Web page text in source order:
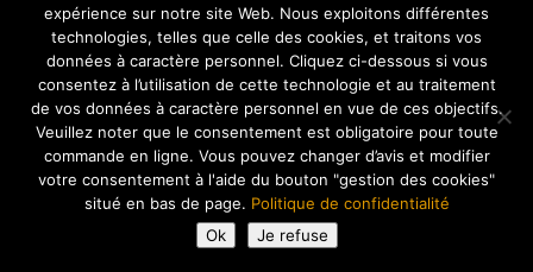
© 2018 Salsa SuaVida - Tous droits réservés | Design
–Gartan Design
expérience sur notre site Web. Nous exploitons différentes
technologies, telles que celle des cookies, et traitons vos
données à caractère personnel. Cliquez ci-dessous si vous
consentez à l’utilisation de cette technologie et au traitement
de vos données à caractère personnel en vue de ces objectifs.
Veuillez noter que le consentement est obligatoire pour toute
commande en ligne. Vous pouvez changer d’avis et modifier
votre consentement à l'aide du bouton "gestion des cookies"
situé en bas de page. Politique de confidentialité
Ok
Je refuse